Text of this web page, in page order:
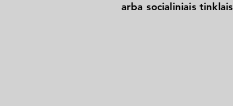
arba socialiniais tinklais